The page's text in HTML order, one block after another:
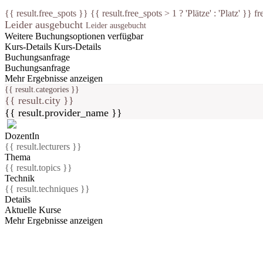
{{ result.free_spots }} {{ result.free_spots > 1 ? 'Plätze' : 'Platz' }}
Leider ausgebucht Leider ausgebucht
Weitere Buchungsoptionen verfügbar
Kurs-Details Kurs-Details
Buchungsanfrage
Buchungsanfrage
Mehr Ergebnisse anzeigen
{{ result.categories }}
{{ result.city }}
{{ result.provider_name }}
DozentIn
{{ result.lecturers }}
Thema
{{ result.topics }}
Technik
{{ result.techniques }}
Details
Aktuelle Kurse
Mehr Ergebnisse anzeigen